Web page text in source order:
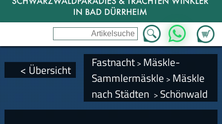
Zum
WhatsApp
< Übersicht Fastnacht> Mäskle-
Sammlermäskle > Mäskle
nach Städten > Schönwald